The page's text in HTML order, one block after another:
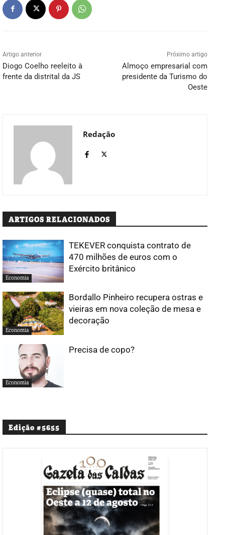
Artigo anterior
Diogo Coelho reeleito à
frente da distrital da JS
Próximo artigo
Almoço empresarial com
presidente da Turismo do
Oeste
Redação
ARTIGOS RELACIONADOS
Economia
TEKEVER conquista contrato de
470 milhões de euros com o
Exército britânico
Economia
Bordallo Pinheiro recupera ostras e
vieiras em nova coleção de mesa e
decoração
Economia
Precisa de copo?
Edição #5655